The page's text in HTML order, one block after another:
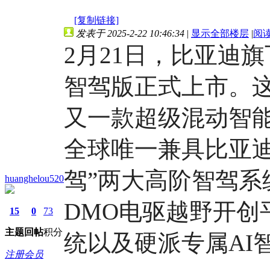
[复制链接]
huanghelou520
15
主题
0
回帖
73
积分
注册会员
发表于 2025-2-22 10:46:34 | 显示全部楼层 |阅
2月21日，比亚迪
智驾版正式上市。
又一款超级混动智
全球唯一兼具比亚
驾”两大高阶智驾
DMO电驱越野开创
统以及硬派专属AI